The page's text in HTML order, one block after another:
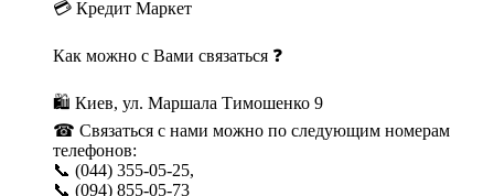
💳 Кредит Маркет
Как можно с Вами связаться ❓
🛍 Киев, ул. Маршала Тимошенко 9
☎ Связаться с нами можно по следующим номерам
телефонов:
📞 (044) 355-05-25,
📞 (094) 855-05-73